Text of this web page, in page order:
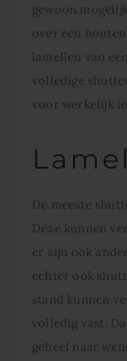
gewoon
over een
lamellen van
volledige
voor werkelijk
De meeste
Deze kunnen
er zijn ook
echter ook
stand kunnen
volledig vast.
geheel naar